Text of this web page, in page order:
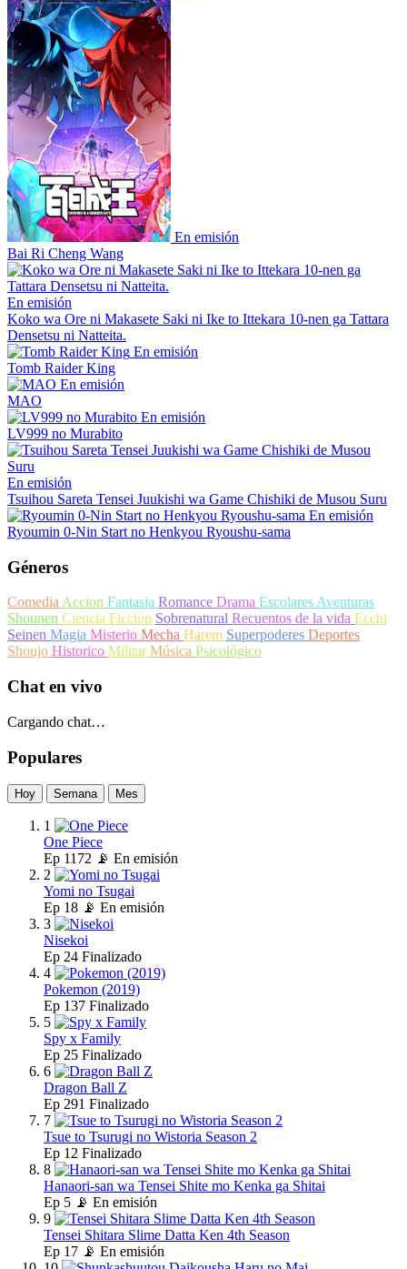
En emisión
Bai Ri Cheng Wang
En emisión
Koko wa Ore ni Makasete Saki ni Ike to Ittekara 10-nen ga Tattara
Densetsu ni Natteita.
En emisión
Tomb Raider King
En emisión
MAO
En emisión
LV999 no Murabito
En emisión
Tsuihou Sareta Tensei Juukishi wa Game Chishiki de Musou Suru
En emisión
Ryoumin 0-Nin Start no Henkyou Ryoushu-sama
Géneros
ComediaAccion Fantasia Romance Drama EscolaresAventuras
Shounen Ciencia Ficción Sobrenatural Recuentos de la vida Ecchi
Seinen Magia Misterio Mecha Harem Superpoderes Deportes
Shoujo Historico MilitarMúsica Psicológico
Chat en vivo
Cargando chat…
Populares
Hoy Semana Mes
1
One Piece
Ep 1172 📡 En emisión
2
Yomi no Tsugai
Ep 18 📡 En emisión
3
Nisekoi
Ep 24 Finalizado
4
Pokemon (2019)
Ep 137 Finalizado
5
Spy x Family
Ep 25 Finalizado
6
Dragon Ball Z
Ep 291 Finalizado
7
Tsue to Tsurugi no Wistoria Season 2
Ep 12 Finalizado
8
Hanaori-san wa Tensei Shite mo Kenka ga Shitai
Ep 5 📡 En emisión
9
Tensei Shitara Slime Datta Ken 4th Season
Ep 17 📡 En emisión